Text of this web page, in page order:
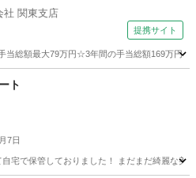
社 関東支店
提携サイト
当総額最大79万円☆3年間の手当総額169万円
ト
7日
宅で保管しておりました！ まだまだ綺麗な美